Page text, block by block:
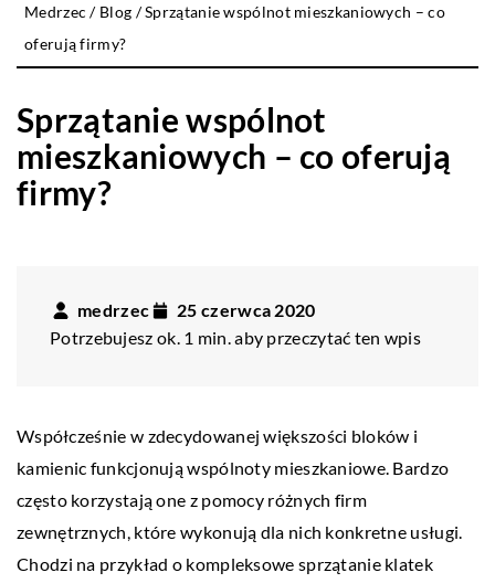
Medrzec / Blog /Sprzątanie wspólnot mieszkaniowych – co
oferują firmy?
Sprzątanie wspólnot
mieszkaniowych – co oferują
firmy?
medrzec
25 czerwca 2020
Potrzebujesz ok. 1 min. aby przeczytać ten wpis
Współcześnie w zdecydowanej większości bloków i
kamienic funkcjonują wspólnoty mieszkaniowe. Bardzo
często korzystają one z pomocy różnych firm
zewnętrznych, które wykonują dla nich konkretne usługi.
Chodzi na przykład o kompleksowe sprzątanie klatek